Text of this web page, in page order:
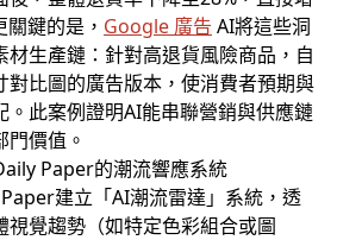
鍵的是， Google 廣告 AI將這些洞
材生產鏈：針對高退貨風險商品，自
對比圖的廣告版本，使消費者預期與
。此案例證明AI能串聯營銷與供應鏈
價值。
Paper的潮流響應系統
建立「AI潮流雷達」系統，透
視覺趨勢（如特定色彩組合或圖